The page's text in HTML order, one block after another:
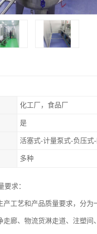
化工厂，食品厂
是
活塞式-计量泵式-负压式
多种
要求：
产工艺和产品质量要求，分
走廊、物流货淋走道、注塑